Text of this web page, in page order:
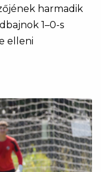
harmadik
1–0-s
elleni